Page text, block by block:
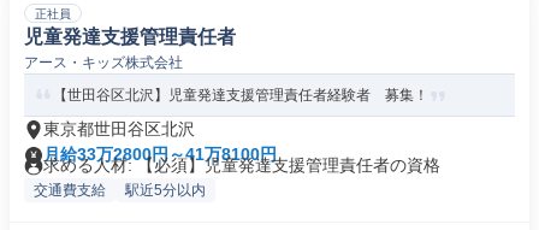
正社員
児童発達支援管理責任者
アース・キッズ株式会社
【世田谷区北沢】児童発達支援管理責任者経験者 募集！
東京都世田谷区北沢
月給33万2800円～41万8100円
求める人材: 【必須】児童発達支援管理責任者の資格
交通費支給 駅近5分以内